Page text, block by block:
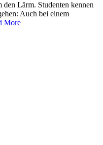
den Lärm. Studenten kennen
Auch bei einem
More